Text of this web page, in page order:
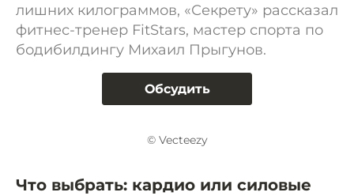
лишних килограммов, «Секрету» рассказал
фитнес-тренер FitStars, мастер спорта по
бодибилдингу Михаил Прыгунов.
Обсудить
© Vecteezy
Что выбрать: кардио или силовые